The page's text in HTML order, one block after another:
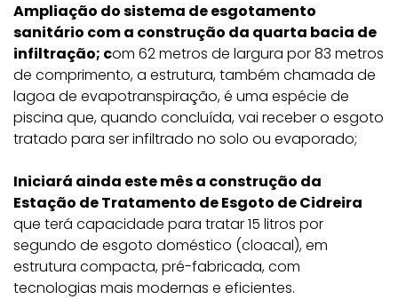
Ampliação do sistema de esgotamento
sanitário com a construção da quarta bacia de
infiltração; com 62 metros de largura por 83 metros
de comprimento, a estrutura, também chamada de
lagoa de evapotranspiração, é uma espécie de
piscina que, quando concluída, vai receber o esgoto
tratado para ser infiltrado no solo ou evaporado;
Iniciará ainda este mês a construção da
Estação de Tratamento de Esgoto de Cidreira
que terá capacidade para tratar 15 litros por
segundo de esgoto doméstico (cloacal), em
estrutura compacta, pré-fabricada, com
tecnologias mais modernas e eficientes.